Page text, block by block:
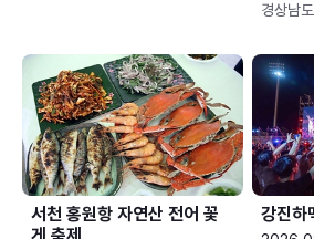
경상남
서천 홍원항 자연산 전어 꽃
강진하